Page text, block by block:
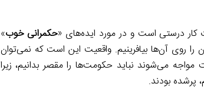
کار درستی است و در مورد ایده‌های «حکمرانی خوب»
روی آن‌ها بیافرینیم. واقعیت این است که نمی‌توان
می‌شوند نباید حکومت‌ها را مقصر بدانیم، زیرا
پرشده بودند.